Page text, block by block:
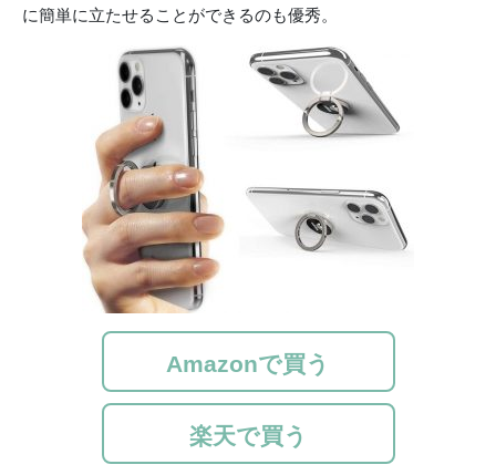
に簡単に立たせることができるのも優秀。
Amazonで買う
楽天で買う